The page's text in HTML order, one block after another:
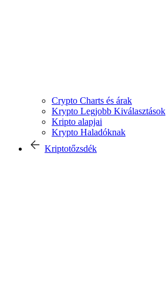
Crypto Charts és árak
Krypto Legjobb Kiválasztások
Kripto alapjai
Krypto Haladóknak
Kriptotőzsdék